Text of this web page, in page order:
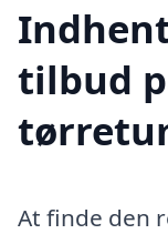
tilbud
At finde den